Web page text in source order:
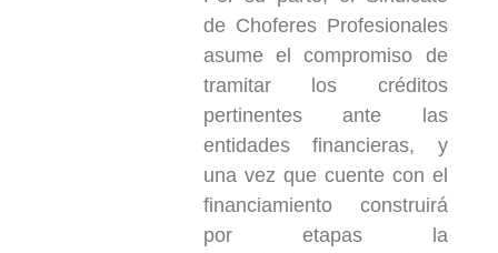
de Choferes Profesionales
asume el compromiso de
tramitar los créditos
pertinentes ante las
entidades financieras, y
una vez que cuente con el
financiamiento construirá
por etapas la